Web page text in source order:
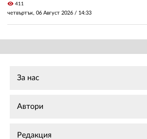
visibility 411
четвъртък, 06 Август 2026 / 14:33
За нас
Автори
Редакция